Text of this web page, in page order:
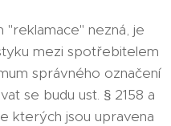
nezná, je
mezi spotřebitelem
správného označení
se budu ust. § 2158 a
kterých jsou upravena